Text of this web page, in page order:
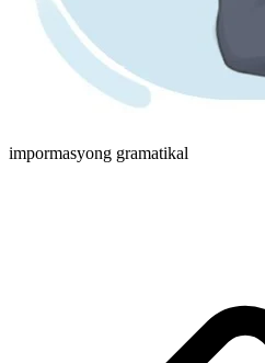
impormasyong gramatikal